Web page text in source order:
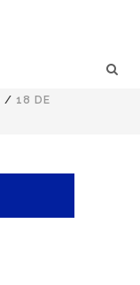
/ 18 DE